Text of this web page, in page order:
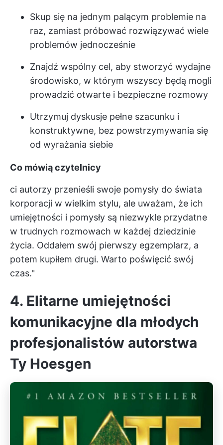
Skup się na jednym palącym problemie na
raz, zamiast próbować rozwiązywać wiele
problemów jednocześnie
Znajdź wspólny cel, aby stworzyć wydajne
środowisko, w którym wszyscy będą mogli
prowadzić otwarte i bezpieczne rozmowy
Utrzymuj dyskusje pełne szacunku i
konstruktywne, bez powstrzymywania się
od wyrażania siebie
Co mówią czytelnicy
ci autorzy przenieśli swoje pomysły do świata
korporacji w wielkim stylu, ale uważam, że ich
umiejętności i pomysły są niezwykle przydatne
w trudnych rozmowach w każdej dziedzinie
życia. Oddałem swój pierwszy egzemplarz, a
potem kupiłem drugi. Warto poświęcić swój
czas."
4. Elitarne umiejętności
komunikacyjne dla młodych
profesjonalistów autorstwa
Ty Hoesgen